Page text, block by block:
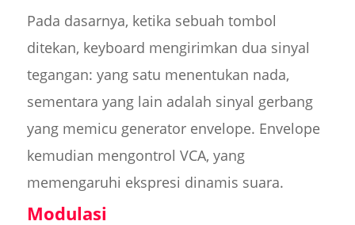
Pada dasarnya, ketika sebuah tombol
ditekan, keyboard mengirimkan dua sinyal
tegangan: yang satu menentukan nada,
sementara yang lain adalah sinyal gerbang
yang memicu generator envelope. Envelope
kemudian mengontrol VCA, yang
memengaruhi ekspresi dinamis suara.
Modulasi